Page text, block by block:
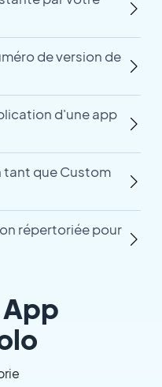
de version de
d'une app
tant que Custom
répertoriée pour